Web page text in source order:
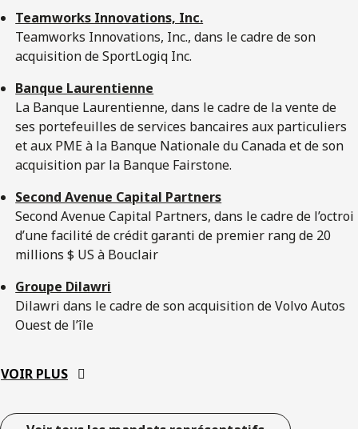
Teamworks Innovations, Inc.
Teamworks Innovations, Inc., dans le cadre de son
acquisition de SportLogiq Inc.
Banque Laurentienne
La Banque Laurentienne, dans le cadre de la vente de
ses portefeuilles de services bancaires aux particuliers
et aux PME à la Banque Nationale du Canada et de son
acquisition par la Banque Fairstone.
Second Avenue Capital Partners
Second Avenue Capital Partners, dans le cadre de l’octroi
d’une facilité de crédit garanti de premier rang de 20
millions $ US à Bouclair
Groupe Dilawri
Dilawri dans le cadre de son acquisition de Volvo Autos
Ouest de l’île
VOIR PLUS